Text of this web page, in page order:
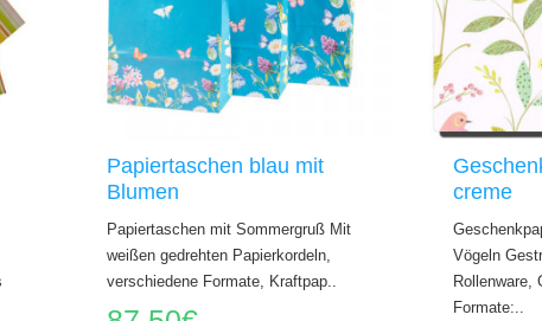
Papiertaschen blau mit
Blumen
Papiertaschen mit Sommergruß Mit
weißen gedrehten Papierkordeln,
verschiedene Formate, Kraftpap..
creme
Vögeln
Rollenware,
Formate:..